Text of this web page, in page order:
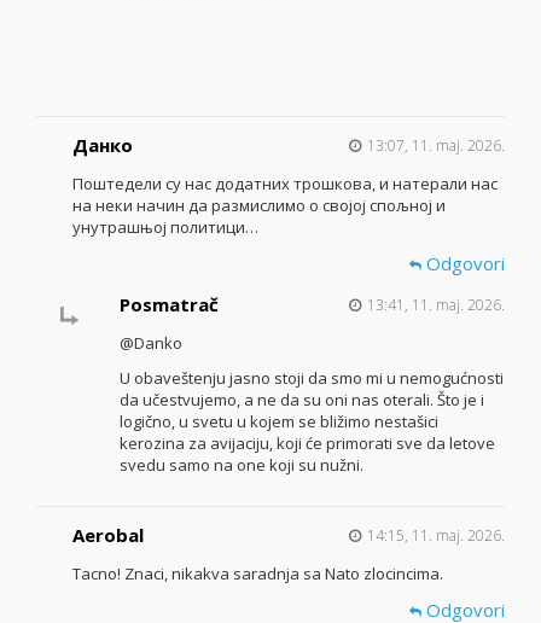
Данко 13:07, 11. maj. 2026.
Поштедели су нас додатних трошкова, и натерали нас
на неки начин да размислимо о својој спољној и
унутрашњој политици…
Odgovori
Posmatrač
13:41, 11. maj. 2026.
@Danko
U obaveštenju jasno stoji da smo mi u nemogućnosti
da učestvujemo, a ne da su oni nas oterali. Što je i
logično, u svetu u kojem se bližimo nestašici
kerozina za avijaciju, koji će primorati sve da letove
svedu samo na one koji su nužni.
Aerobal 14:15, 11. maj. 2026.
Tacno! Znaci, nikakva saradnja sa Nato zlocincima.
Odgovori